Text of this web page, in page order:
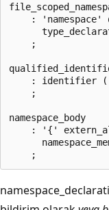
: 'namespace'
    ;
: identifier
    ;
namespace_body
: '{'